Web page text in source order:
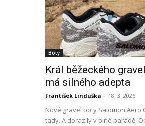
Boty
Král běžeckého
má silného adepta
František Linduška - 18. 3. 2026
Nové gravel boty Salomon Aero
tady. A dorazily v plné parádě.